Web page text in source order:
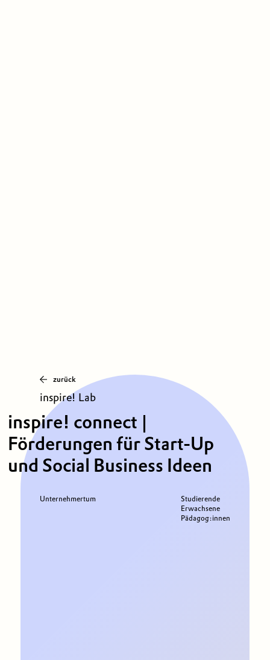
zurück
inspire! Lab
inspire! connect |
Förderungen für Start-Up
und Social Business Ideen
Unternehmertum
Studierende
Erwachsene
Pädagog:innen